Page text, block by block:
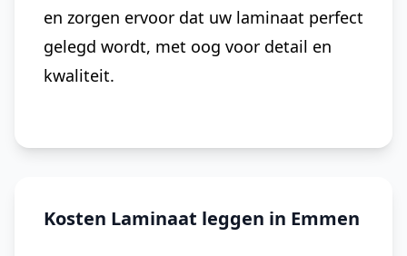
en zorgen ervoor dat uw laminaat perfect
gelegd wordt, met oog voor detail en
kwaliteit.
Kosten Laminaat leggen in Emmen